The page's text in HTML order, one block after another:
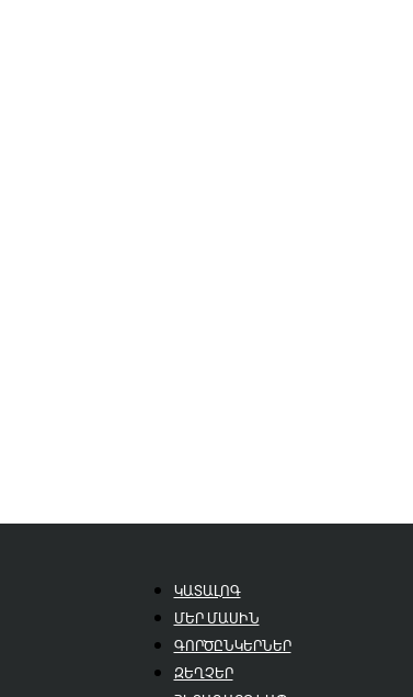
ԿԱՏԱԼՈԳ
ՄԵՐ ՄԱՍԻՆ
ԳՈՐԾԸՆԿԵՐՆԵՐ
ԶԵՂՉԵՐ